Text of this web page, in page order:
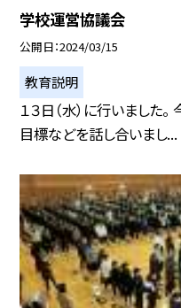
学校運営協議会
公開日 2024/03/15
教育説明
１３日（水）に行いました
目標などを話し合いまし...